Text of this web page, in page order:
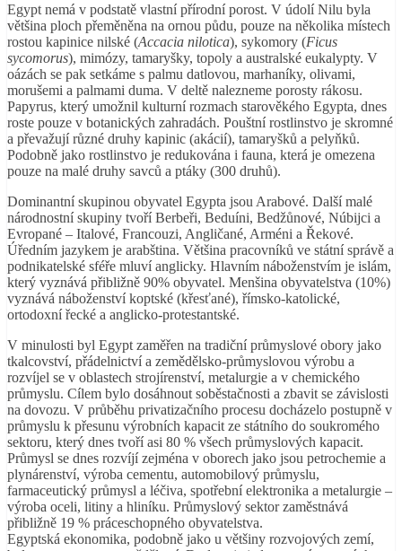
Egypt nemá v podstatě vlastní přírodní porost. V údolí Nilu byla
většina ploch přeměněna na ornou půdu, pouze na několika místech
rostou kapinice nilské (Accacia nilotica), sykomory (Ficus
sycomorus), mimózy, tamaryšky, topoly a australské eukalypty. V
oázách se pak setkáme s palmu datlovou, marhaníky, olivami,
morušemi a palmami duma. V deltě nalezneme porosty rákosu.
Papyrus, který umožnil kulturní rozmach starověkého Egypta, dnes
roste pouze v botanických zahradách. Pouštní rostlinstvo je skromné
a převažují různé druhy kapinic (akácií), tamaryšků a pelyňků.
Podobně jako rostlinstvo je redukována i fauna, která je omezena
pouze na malé druhy savců a ptáky (300 druhů).
Dominantní skupinou obyvatel Egypta jsou Arabové. Další malé
národnostní skupiny tvoří Berbeři, Beduíni, Bedžůnové, Núbijci a
Evropané – Italové, Francouzi, Angličané, Arméni a Řekové.
Úředním jazykem je arabština. Většina pracovníků ve státní správě a
podnikatelské sféře mluví anglicky. Hlavním náboženstvím je islám,
který vyznává přibližně 90% obyvatel. Menšina obyvatelstva (10%)
vyznává náboženství koptské (křesťané), římsko-katolické,
ortodoxní řecké a anglicko-protestantské.
V minulosti byl Egypt zaměřen na tradiční průmyslové obory jako
tkalcovství, přádelnictví a zemědělsko-průmyslovou výrobu a
rozvíjel se v oblastech strojírenství, metalurgie a v chemického
průmyslu. Cílem bylo dosáhnout soběstačnosti a zbavit se závislosti
na dovozu. V průběhu privatizačního procesu docházelo postupně v
průmyslu k přesunu výrobních kapacit ze státního do soukromého
sektoru, který dnes tvoří asi 80 % všech průmyslových kapacit.
Průmysl se dnes rozvíjí zejména v oborech jako jsou petrochemie a
plynárenství, výroba cementu, automobilový průmyslu,
farmaceutický průmysl a léčiva, spotřební elektronika a metalurgie –
výroba oceli, litiny a hliníku. Průmyslový sektor zaměstnává
přibližně 19 % práceschopného obyvatelstva.
Egyptská ekonomika, podobně jako u většiny rozvojových zemí,